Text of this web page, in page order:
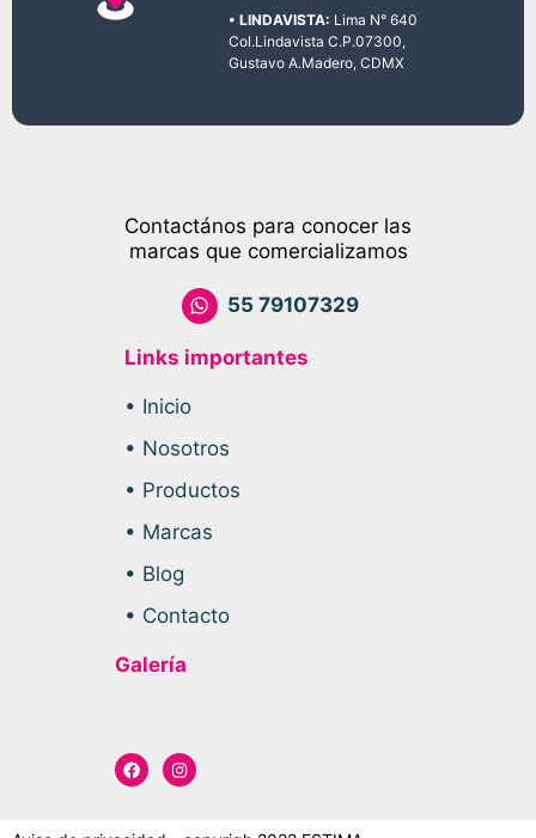
• LINDAVISTA: Lima N° 640
Col.Lindavista C.P.07300,
Gustavo A.Madero, CDMX
Contactános para conocer las
marcas que comercializamos
55 79107329
Links importantes
• Inicio
• Nosotros
• Productos
• Marcas
• Blog
• Contacto
Galería